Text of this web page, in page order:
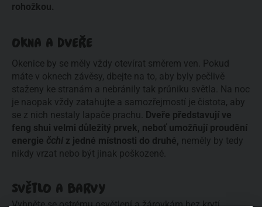
rohožkou.
OKNA A DVEŘE
Okenice by se měly vždy otevírat směrem ven. Pokud
máte v oknech závěsy, dbejte na to, aby byly pečlivě
staženy ke stranám a nebránily tak průniku světla. Na noc
je naopak vždy zatahujte a samozřejmostí je čistota, aby
se z nich nestaly lapače prachu. Dveře představují ve
feng shui velmi důležitý prvek, neboť umožňují proudění
energie čchi z jedné místnosti do druhé, neměly by tedy
nikdy vrzat nebo být jinak poškozené.
SVĚTLO A BARVY
Vyhněte se ostrému osvětlení a žárovkám bez krytí,